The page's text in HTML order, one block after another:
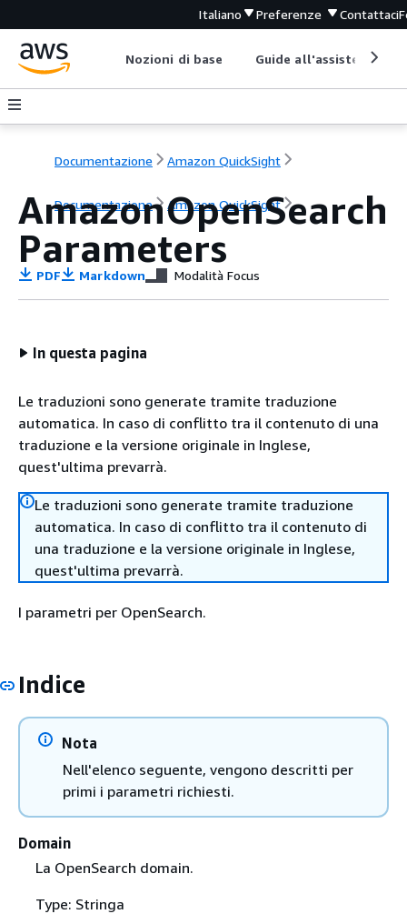
Italiano Preferenze Contattaci
Nozioni di base Guide all'assistenza
Documentazione Amazon QuickSight
Documentazione Amazon QuickSight
AmazonOpenSearch
Parameters
PDF Markdown Modalità Focus
In questa pagina
Le traduzioni sono generate tramite traduzione
automatica. In caso di conflitto tra il contenuto di una
traduzione e la versione originale in Inglese,
quest'ultima prevarrà.
Le traduzioni sono generate tramite traduzione
automatica. In caso di conflitto tra il contenuto di
una traduzione e la versione originale in Inglese,
quest'ultima prevarrà.
I parametri per OpenSearch.
Indice
Nota
Nell'elenco seguente, vengono descritti per
primi i parametri richiesti.
Domain
La OpenSearch domain.
Type: Stringa